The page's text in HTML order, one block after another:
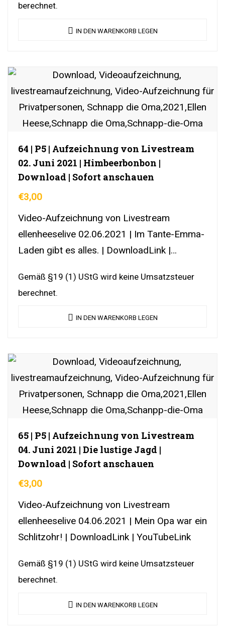
berechnet.
IN DEN WARENKORB LEGEN
64 | P5 | Aufzeichnung von Livestream
02. Juni 2021 | Himbeerbonbon |
Download | Sofort anschauen
€3,00
Video-Aufzeichnung von Livestream
ellenheeselive 02.06.2021 | Im Tante-Emma-
Laden gibt es alles. | DownloadLink |
Gemäß §19 (1) UStG wird keine Umsatzsteuer
berechnet.
IN DEN WARENKORB LEGEN
65 | P5 | Aufzeichnung von Livestream
04. Juni 2021 | Die lustige Jagd |
Download | Sofort anschauen
€3,00
Video-Aufzeichnung von Livestream
ellenheeselive 04.06.2021 | Mein Opa war ein
Schlitzohr! | DownloadLink | YouTubeLink
Gemäß §19 (1) UStG wird keine Umsatzsteuer
berechnet.
IN DEN WARENKORB LEGEN